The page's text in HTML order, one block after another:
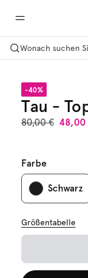
Wonach suchen
-40%
Tau -
80,00 € 48,00
Farbe
Schwarz
Größentabelle